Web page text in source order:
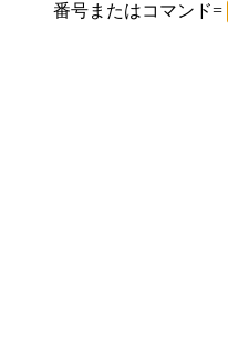
番号またはコマンド=